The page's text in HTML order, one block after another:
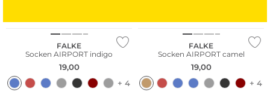
FALKE
Socken AIRPORT indigo
19,00
+ 4
FALKE
Socken AIRPORT camel
19,00
+ 4
Merino